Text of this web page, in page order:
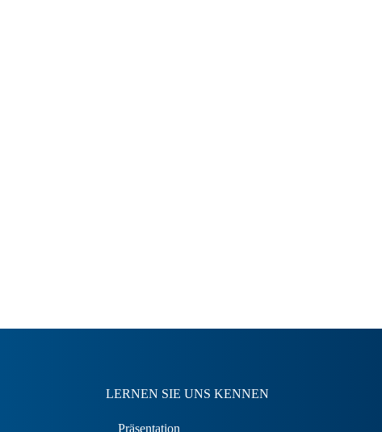
LERNEN SIE UNS KENNEN
Präsentation